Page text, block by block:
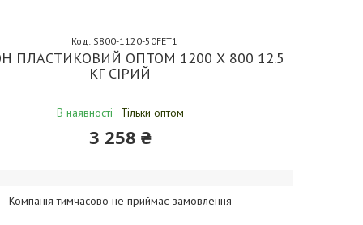
ПЛАСТИКОВИЙ ОПТОМ 1200 Х 800 12.5
КГ СІРИЙ
В наявності Тільки оптом
Код: S800-1120-50FET1
3 258 ₴
Компанія тимчасово не приймає замовлення